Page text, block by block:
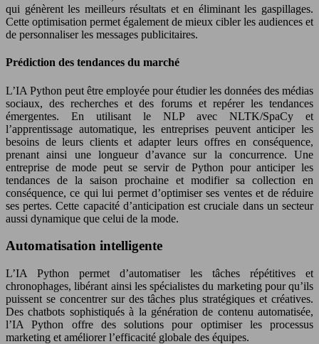
qui génèrent les meilleurs résultats et en éliminant les gaspillages.
Cette optimisation permet également de mieux cibler les audiences et
de personnaliser les messages publicitaires.
Prédiction des tendances du marché
L’IA Python peut être employée pour étudier les données des médias
sociaux, des recherches et des forums et repérer les tendances
émergentes. En utilisant le NLP avec NLTK/SpaCy et
l’apprentissage automatique, les entreprises peuvent anticiper les
besoins de leurs clients et adapter leurs offres en conséquence,
prenant ainsi une longueur d’avance sur la concurrence. Une
entreprise de mode peut se servir de Python pour anticiper les
tendances de la saison prochaine et modifier sa collection en
conséquence, ce qui lui permet d’optimiser ses ventes et de réduire
ses pertes. Cette capacité d’anticipation est cruciale dans un secteur
aussi dynamique que celui de la mode.
Automatisation intelligente
L’IA Python permet d’automatiser les tâches répétitives et
chronophages, libérant ainsi les spécialistes du marketing pour qu’ils
puissent se concentrer sur des tâches plus stratégiques et créatives.
Des chatbots sophistiqués à la génération de contenu automatisée,
l’IA Python offre des solutions pour optimiser les processus
marketing et améliorer l’efficacité globale des équipes.